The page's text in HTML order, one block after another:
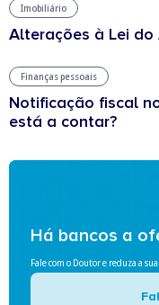
Imobiliário
Alterações à Lei do
Finanças pessoais
Notificação fiscal
está a contar?
Há bancos a
Fale com o Doutor e reduza a